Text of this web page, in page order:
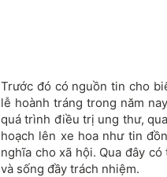
Trước đó có nguồn tin cho
lễ hoành tráng trong năm
quá trình điều trị ung thư,
hoạch lên xe hoa như tin
nghĩa cho xã hội. Qua đây
và sống đầy trách nhiệm.